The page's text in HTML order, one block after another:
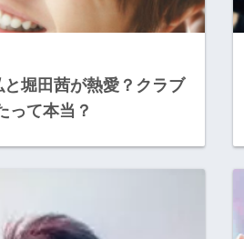
堀田茜が熱愛？クラブ
って本当？